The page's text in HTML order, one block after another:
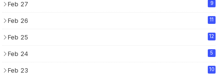
Feb 27 9
Feb 26 11
Feb 25 12
Feb 24 5
Feb 23 10